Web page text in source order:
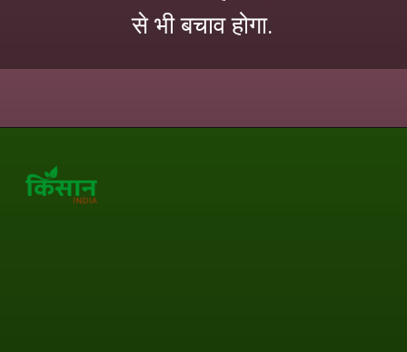
से भी बचाव होगा.